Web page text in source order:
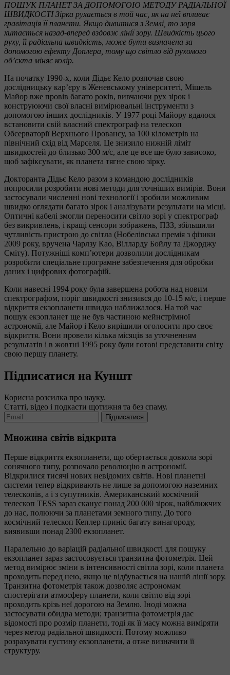
ПОШУК ПЛАНЕТ ЗА ДОПОМОГОЮ МЕТОДУ РАДІАЛЬНОЇ
ШВИДКОСТІ Зірка рухається в той час, як на неї впливає
гравітація її планети. Якщо дивитися з Землі, то зоря
хитається назад-вперед вздовж лінії зору. Швидкість цього
руху, її радіальна швидкість, може бути визначена за
допомогою ефекту Доплера, тому що світло від рухомого
об’єкта міняє колір.
На початку 1990-х, коли Дідьє Кело розпочав свою
дослідницьку кар’єру в Женевському університеті, Мішель
Майор вже провів багато років, вивчаючи рух зірок і
конструюючи свої власні вимірювальні інструменти з
допомогою інших дослідників. У 1977 році Майору вдалося
встановити свій власний спектрограф на телескоп
Обсерваторії Верхнього Провансу, за 100 кілометрів на
північний схід від Марселя. Це знизило нижній ліміт
швидкостей до близько 300 м/с, але це все ще було зависоко,
щоб зафіксувати, як планета тягне свою зірку.
Докторанта Дідьє Кело разом з командою дослідників
попросили розробити нові методи для точніших вимірів. Вони
застосували численні нові технології і зробили можливим
швидко оглядати багато зірок і аналізувати результати на місці.
Оптичні кабелі змогли переносити світло зорі у спектрограф
без викривлень, і кращі сенсори зображень, ПЗЗ, збільшили
чутливість пристрою до світла (Нобелівська премія з фізики
2009 року, вручена Чарлзу Као, Вілларду Бойлу та Джорджу
Сміту). Потужніші комп’ютери дозволили дослідникам
розробити спеціальне програмне забезпечення для обробки
даних і цифрових фотографій.
Коли навесні 1994 року була завершена робота над новим
спектрографом, поріг швидкості знизився до 10-15 м/с, і перше
відкриття екзопланети швидко наближалося. На той час
пошук екзопланет ще не був частиною мейнстрімної
астрономії, але Майор і Кело вирішили оголосити про своє
відкриття. Вони провели кілька місяців за уточненням
результатів і в жовтні 1995 року були готові представити світу
свою першу планету.
Підписатися на Куншт
Корисна розсилка про науку.
Статті, відео і подкасти щотижня та без спаму.
Підписатися
Множина світів відкрита
Перше відкриття екзопланети, що обертається довкола зорі
сонячного типу, розпочало революцію в астрономії.
Відкрилися тисячі нових невідомих світів. Нові планетні
системи тепер відкривають не лише за допомогою наземних
телескопів, а і з супутників. Американський космічний
телескоп TESS зараз сканує понад 200 000 зірок, найближчих
до нас, полюючи за планетами земного типу. До того
космічний телескоп Кеплер приніс багату винагороду,
виявивши понад 2300 екзопланет.
Паралельно до варіацій радіальної швидкості для пошуку
екзопланет зараз застосовується транзитна фотометрія. Цей
метод вимірює зміни в інтенсивності світла зорі, коли планета
проходить перед нею, якщо це відбувається на нашій лінії зору.
Транзитна фотометрія також дозволяє астрономам
спостерігати атмосферу планети, коли світло від зорі
проходить крізь неї дорогою на Землю. Іноді можна
застосувати обидва методи; транзитна фотометрія дає
відомості про розмір планети, тоді як її масу можна виміряти
через метод радіальної швидкості. Потому можливо
розрахувати густину екзопланети, а отже визначити її
структуру.